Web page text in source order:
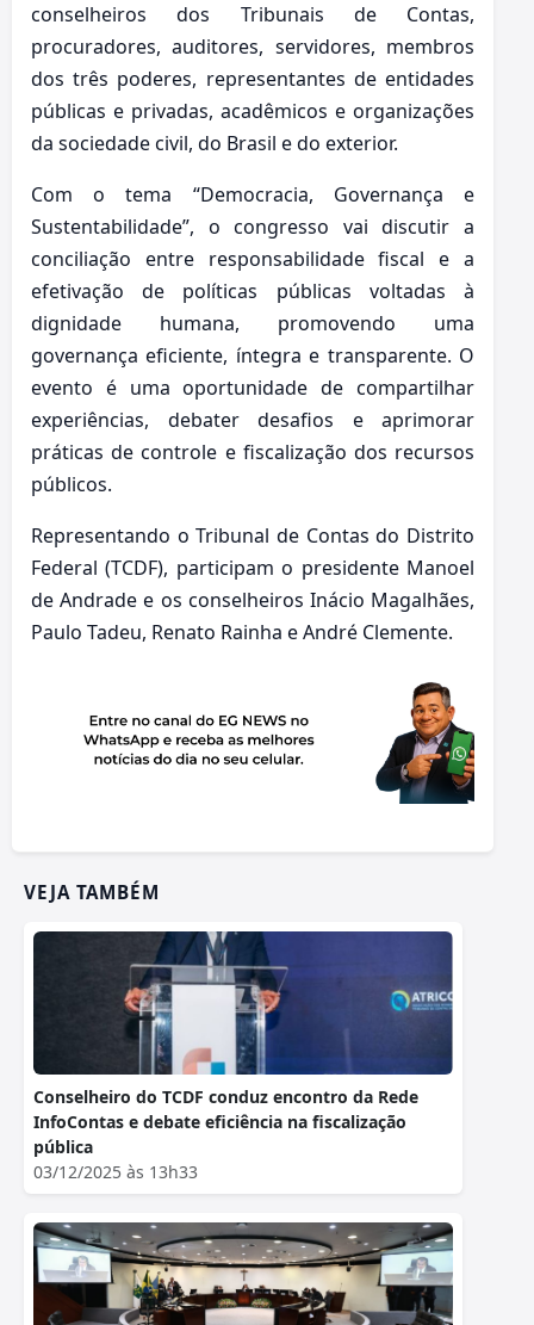
conselheiros dos Tribunais de Contas,
procuradores, auditores, servidores, membros
dos três poderes, representantes de entidades
públicas e privadas, acadêmicos e organizações
da sociedade civil, do Brasil e do exterior.
Com o tema “Democracia, Governança e
Sustentabilidade”, o congresso vai discutir a
conciliação entre responsabilidade fiscal e a
efetivação de políticas públicas voltadas à
dignidade humana, promovendo uma
governança eficiente, íntegra e transparente. O
evento é uma oportunidade de compartilhar
experiências, debater desafios e aprimorar
práticas de controle e fiscalização dos recursos
públicos.
Representando o Tribunal de Contas do Distrito
Federal (TCDF), participam o presidente Manoel
de Andrade e os conselheiros Inácio Magalhães,
Paulo Tadeu, Renato Rainha e André Clemente.
VEJA TAMBÉM
Conselheiro do TCDF conduz encontro da Rede
InfoContas e debate eficiência na fiscalização
pública
03/12/2025 às 13h33